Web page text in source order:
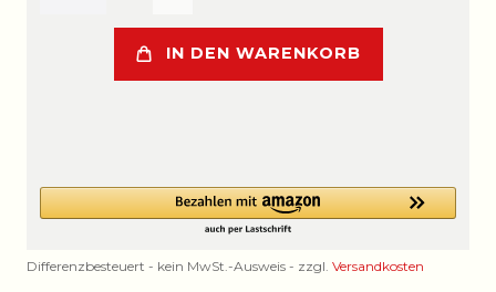
IN DEN WARENKORB
Differenzbesteuert - kein MwSt.-Ausweis - zzgl. Versandkosten